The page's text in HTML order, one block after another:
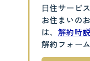
⽇住サービ
お住まいの
は、 解約時
解約フォー